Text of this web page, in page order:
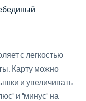
с легкостью
Карту можно
и увеличивать
и "минус" на